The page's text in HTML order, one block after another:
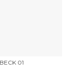
BECK 01